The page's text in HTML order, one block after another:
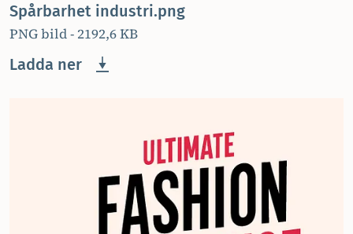
Spårbarhet industri.png
PNG bild - 2192,6 KB
Ladda ner